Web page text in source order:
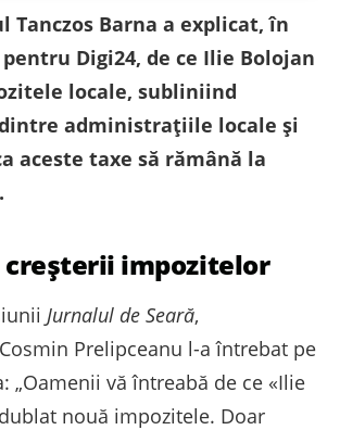
Tanczos Barna a explicat, în
Digi24, de ce Ilie Bolojan
locale, subliniind
administrațiile locale și
aceste taxe să rămână la
impozitelor
Jurnalul de Seară,
Prelipceanu l-a întrebat pe
„Oamenii vă întreabă de ce «Ilie
nouă impozitele. Doar